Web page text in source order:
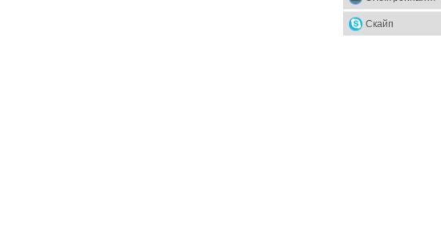
Скайп